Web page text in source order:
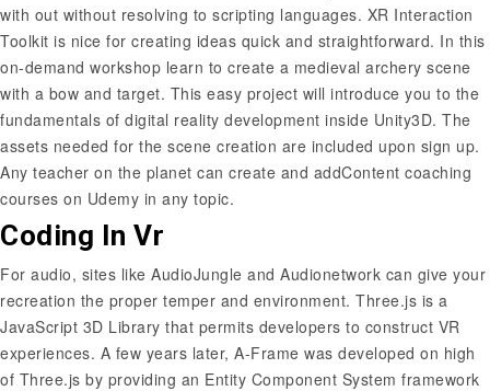
with out without resolving to scripting languages. XR Interaction
Toolkit is nice for creating ideas quick and straightforward. In this
on-demand workshop learn to create a medieval archery scene
with a bow and target. This easy project will introduce you to the
fundamentals of digital reality development inside Unity3D. The
assets needed for the scene creation are included upon sign up.
Any teacher on the planet can create and addContent coaching
courses on Udemy in any topic.
Coding In Vr
For audio, sites like AudioJungle and Audionetwork can give your
recreation the proper temper and environment. Three.js is a
JavaScript 3D Library that permits developers to construct VR
experiences. A few years later, A-Frame was developed on high
of Three.js by providing an Entity Component System framework